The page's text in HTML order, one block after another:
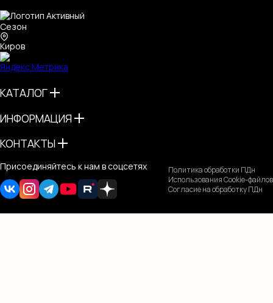
Киров
КАТАЛОГ
ИНФОРМАЦИЯ
КОНТАКТЫ
Политика обработки ПДн
Использования Cookie-файлов
Согласие на обработку ПДн
Присоединяйтесь к нам в соцсетях